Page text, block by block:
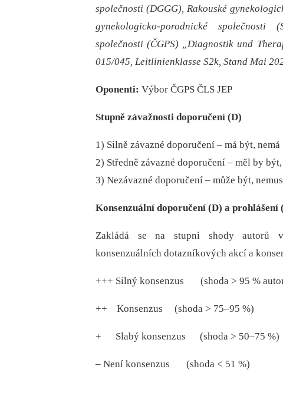
společnosti (DGGG), Rakouské
gynekologicko-porodnické společnosti
společnosti (ČGPS) „Diagnostik und
015/045, Leitlinienklasse S2k, Stand Mai
Oponenti: Výbor ČGPS ČLS JEP
Stupně závažnosti doporučení (D)
1) Silně závazné doporučení –⁠ má být, nemá
2) Středně závazné doporučení –⁠ měl by
3) Nezávazné doporučení –⁠ může být,
Konsenzuální doporučení (D) a prohlášení
Zakládá se na stupni shody autorů
konsenzuálních dotazníkových akcí a
+++ Silný konsenzus (shoda > 95 %
++ Konsenzus (shoda > 75–95 %)
+ Slabý konsenzus (shoda > 50–75 %)
–⁠ Není konsenzus (shoda < 51 %)